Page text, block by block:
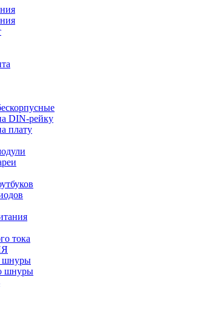
DIN-рейку
плату
тока
шнуры
шнуры